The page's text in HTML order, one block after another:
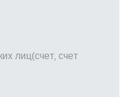
лиц(счет, счет